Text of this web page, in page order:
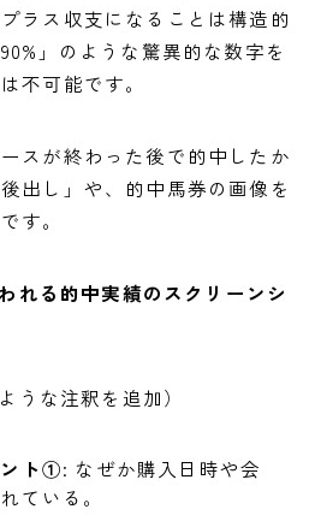
ラス収支になることは構造的
」のような驚異的な数字を
不可能です。
スが終わった後で的中したか
出し」や、的中馬券の画像を
す。
れる的中実績のスクリーンシ
うな注釈を追加）
ント①: なぜか購入日時や会
ている。